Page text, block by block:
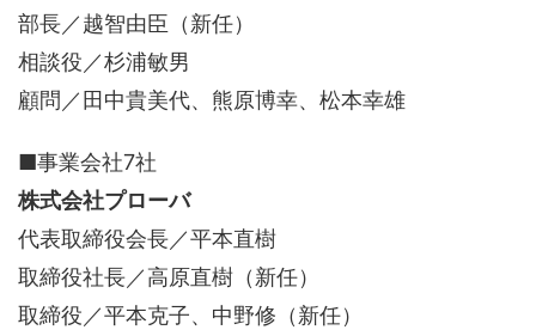
部長／越智由臣（新任）
相談役／杉浦敏男
顧問／田中貴美代、熊原博幸、松本幸雄
■事業会社7社
株式会社プローバ
代表取締役会長／平本直樹
取締役社長／高原直樹（新任）
取締役／平本克子、中野修（新任）